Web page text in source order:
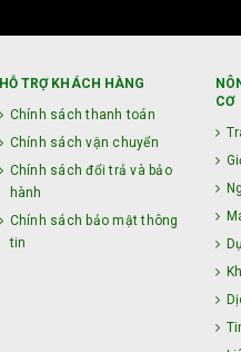
HỖ TRỢ KHÁCH HÀNG
Chính sách thanh toán
Chính sách vận chuyển
Chính sách đổi trả và bảo
hành
Chính sách bảo mật thông
tin
CƠ